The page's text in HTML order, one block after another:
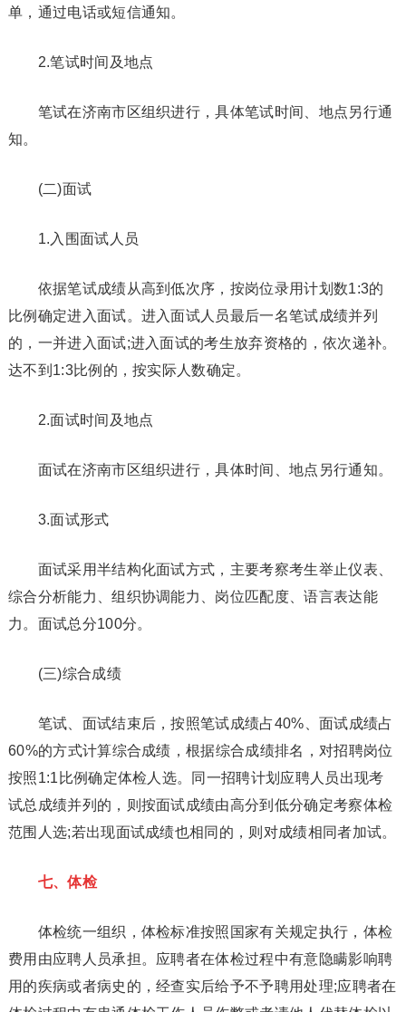
单，通过电话或短信通知。
2.笔试时间及地点
笔试在济南市区组织进行，具体笔试时间、地点另行通
知。
(二)面试
1.入围面试人员
依据笔试成绩从高到低次序，按岗位录用计划数1:3的
比例确定进入面试。进入面试人员最后一名笔试成绩并列
的，一并进入面试;进入面试的考生放弃资格的，依次递补。
达不到1:3比例的，按实际人数确定。
2.面试时间及地点
面试在济南市区组织进行，具体时间、地点另行通知。
3.面试形式
面试采用半结构化面试方式，主要考察考生举止仪表、
综合分析能力、组织协调能力、岗位匹配度、语言表达能
力。面试总分100分。
(三)综合成绩
笔试、面试结束后，按照笔试成绩占40%、面试成绩占
60%的方式计算综合成绩，根据综合成绩排名，对招聘岗位
按照1:1比例确定体检人选。同一招聘计划应聘人员出现考
试总成绩并列的，则按面试成绩由高分到低分确定考察体检
范围人选;若出现面试成绩也相同的，则对成绩相同者加试。
七、体检
体检统一组织，体检标准按照国家有关规定执行，体检
费用由应聘人员承担。应聘者在体检过程中有意隐瞒影响聘
用的疾病或者病史的，经查实后给予不予聘用处理;应聘者在